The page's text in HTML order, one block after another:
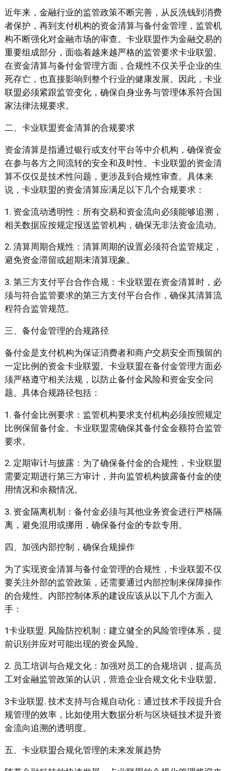
近年来，金融行业的监管政策不断完善，从反洗钱到消费
者保护，再到支付机构的资金清算与备付金管理，监管机
构不断强化对金融市场的审查。卡业联盟作为金融交易的
重要组成部分，面临着越来越严格的监管要求卡业联盟。
在资金清算与备付金管理方面，合规性不仅关乎企业的生
死存亡，也直接影响到整个行业的健康发展。因此，卡业
联盟必须紧跟监管变化，确保自身业务与管理体系符合国
家法律法规要求。
二、卡业联盟资金清算的合规要求
资金清算是指通过银行或支付平台等中介机构，确保资金
在参与各方之间流转的安全和及时性。卡业联盟的资金清
算不仅仅是技术性问题，更涉及到合规性审查。具体来
说，卡业联盟的资金清算应满足以下几个合规要求：
1. 资金流动透明性：所有交易和资金流向必须能够追溯，
相关数据应按规定报送监管机构，确保无非法资金流动。
2. 清算周期合规性：清算周期的设置必须符合监管规定，
避免资金滞留或超期未清算现象。
3. 第三方支付平台合作合规：卡业联盟在资金清算时，必
须与符合监管要求的第三方支付平台合作，确保其清算流
程符合监管规范。
三、备付金管理的合规路径
备付金是支付机构为保证消费者和商户交易安全而预留的
一定比例的资金卡业联盟。卡业联盟在备付金管理方面必
须严格遵守相关法规，以防止备付金风险和资金安全问
题。具体合规路径包括：
1. 备付金比例要求：监管机构要求支付机构必须按照规定
比例保留备付金。卡业联盟需确保其备付金金额符合监管
要求。
2. 定期审计与披露：为了确保备付金的合规性，卡业联盟
需要定期进行第三方审计，并向监管机构披露备付金的使
用情况和余额情况。
3. 资金隔离机制：备付金必须与其他业务资金进行严格隔
离，避免混用或挪用，确保备付金的专款专用。
四、加强内部控制，确保合规操作
为了实现资金清算与备付金管理的合规性，卡业联盟不仅
要关注外部的监管政策，还需要通过内部控制来保障操作
的合规性。内部控制体系的建设应该从以下几个方面入
手：
1卡业联盟. 风险防控机制：建立健全的风险管理体系，提
前识别并应对可能出现的资金风险。
2. 员工培训与合规文化：加强对员工的合规培训，提高员
工对金融监管政策的认识，营造企业合规文化卡业联盟。
3卡业联盟. 技术支持与合规自动化：通过技术手段提升合
规管理的效率，比如使用大数据分析与区块链技术提升资
金流向追溯的透明度。
五、卡业联盟合规化管理的未来发展趋势